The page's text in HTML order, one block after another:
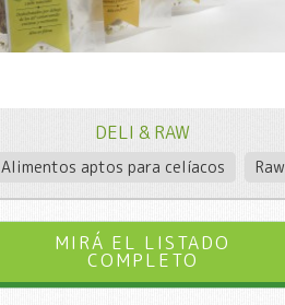
DELI & RAW
Alimentos aptos para celíacos Raw
MIRÁ EL LISTADO
COMPLETO